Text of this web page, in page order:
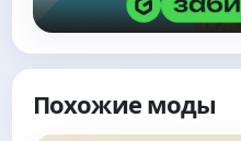
Похожие моды